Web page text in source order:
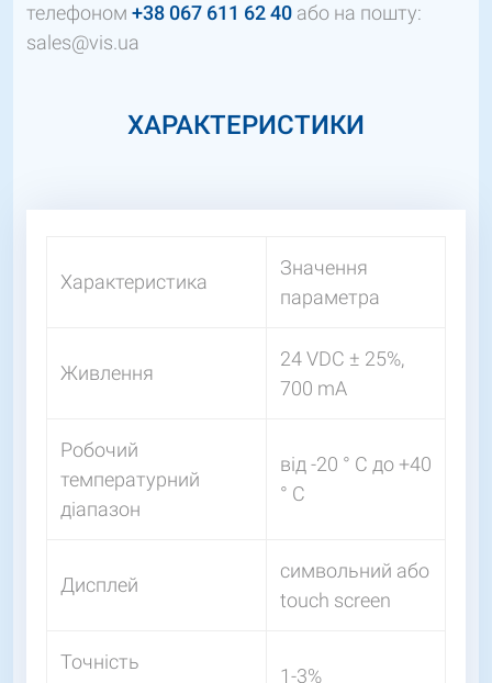
телефоном +38 067 611 62 40 або на пошту:
sales@vis.ua
ХАРАКТЕРИСТИКИ
Характеристика
Значення
параметра
Живлення
24 VDC ± 25%,
700 mA
Робочий
температурний
діапазон
від -20 ° С до +40
° С
Дисплей
символьний або
touch screen
Точність
1-3%